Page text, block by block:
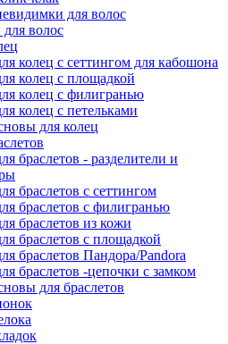
для волос
волос
колец с сеттингом для кабошона
колец с площадкой
колец с филигранью
колец с петельками
для колец
браслетов - разделители и
браслетов с сеттингом
браслетов с филигранью
браслетов из кожи
браслетов с площадкой
браслетов Пандора/Pandora
браслетов -цепочки с замком
для браслетов